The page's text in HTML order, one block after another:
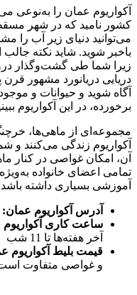
آکواریوم عمان را به‌نوعی
کشور نامید که در شهر
می‌توانید دنیای زیر آب را
باخبر شوید. شاید نکته
زیرا شما طی گشت‌وگذار
دریایی دریانورد مشهور
آگاه شوید و حیوانات و
برخورده، در این آکواریوم
مجموعه‌ای از ماهی‌ها،
آکواریوم زندگی می‌کنند و
آن، امکان غواصی در کنار
تمامی اعضای خانواده
آموزشی بسیاری داشته
آدرس آکواریوم عمان:
ساعت کاری
آخر هفته‌ها تا 11 شب
قیمت بلیط آکواریوم
و غواصی متفاوت